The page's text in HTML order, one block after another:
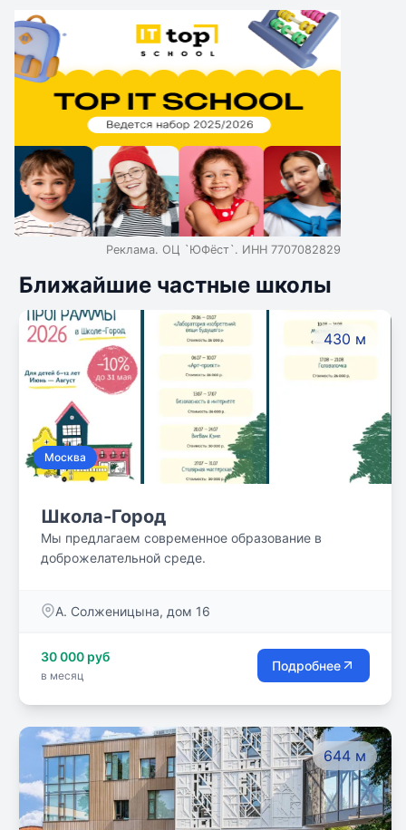
Реклама. ОЦ `ЮФёст`. ИНН 7707082829
Ближайшие частные школы
430 м
Москва
Школа-Город
Мы предлагаем современное образование в
доброжелательной среде.
А. Солженицына, дом 16
30 000 руб
в месяц
Подробнее
644 м